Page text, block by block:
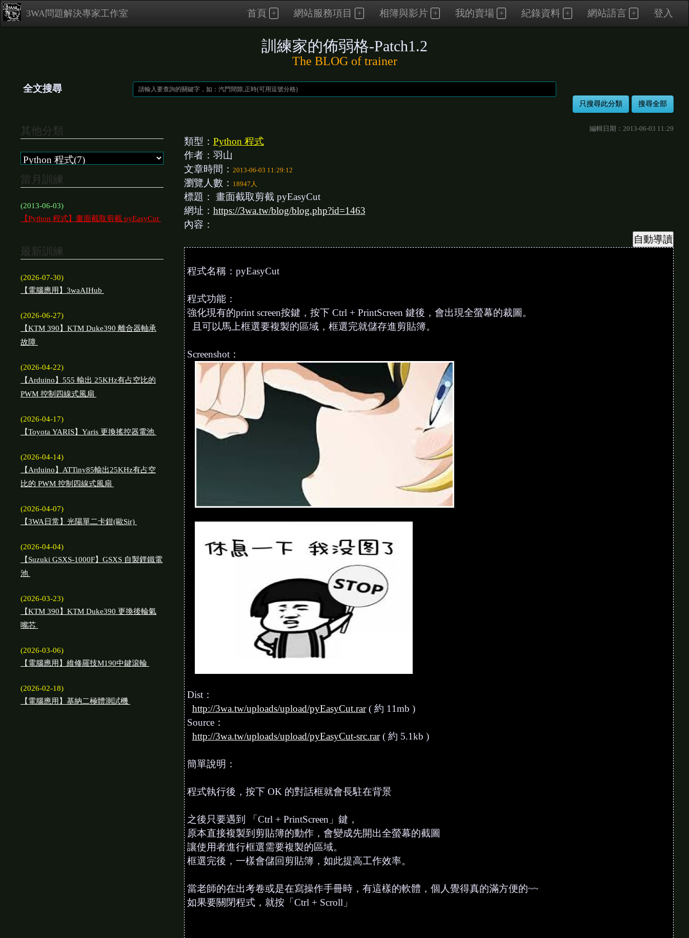
3WA問題解決專家工作室 首頁 網站服務項目 相簿與影片 我的賣場 紀錄資料 網站語言 登入
訓練家的佈弱格-Patch1.2
The BLOG of trainer
全文搜尋
編輯日期：2013-06-03 11:29
類型： Python 程式
作者：羽山
文章時間： 2013-06-03 11:29:12
瀏覽人數： 18947人
標題： 畫面截取剪截 pyEasyCut
網址： https://3wa.tw/blog/blog.php?id=1463
內容：
程式名稱：pyEasyCut
程式功能：
強化現有的print screen按鍵，按下 Ctrl + PrintScreen 鍵後，會出現全螢幕的裁圖。
且可以馬上框選要複製的區域，框選完就儲存進剪貼簿。
Screenshot：
Dist：
http://3wa.tw/uploads/upload/pyEasyCut.rar( 約 11mb )
Source：
http://3wa.tw/uploads/upload/pyEasyCut-src.rar( 約 5.1kb )
簡單說明：
程式執行後，按下 OK 的對話框就會長駐在背景
之後只要遇到 「Ctrl + PrintScreen」鍵，
原本直接複製到剪貼簿的動作，會變成先開出全螢幕的截圖
讓使用者進行框選需要複製的區域。
框選完後，一樣會儲回剪貼簿，如此提高工作效率。
當老師的在出考卷或是在寫操作手冊時，有這樣的軟體，個人覺得真的滿方便的~~
如果要關閉程式，就按「Ctrl + Scroll」
其他分類
當月訓練
(2013-06-03)
【Python 程式】畫面截取剪截 pyEasyCut
最新訓練
(2026-07-30)
【電腦應用】3waAIHub
(2026-06-27)
【KTM 390】KTM Duke390 離合器軸承
故障
(2026-04-22)
【Arduino】555 輸出 25KHz有占空比的
PWM 控制四線式風扇
(2026-04-17)
【Toyota YARIS】Yaris 更換搖控器電池
(2026-04-14)
【Arduino】ATTiny85輸出25KHz有占空
比的 PWM 控制四線式風扇
(2026-04-07)
【3WA日常】光陽單二卡鉗(歐Sir)
(2026-04-04)
【Suzuki GSXS-1000F】GSXS 自製鋰鐵電
池
(2026-03-23)
【KTM 390】KTM Duke390 更換後輪氣
嘴芯
(2026-03-06)
【電腦應用】維修羅技M190中鍵滾輪
(2026-02-18)
【電腦應用】基納二極體測試機